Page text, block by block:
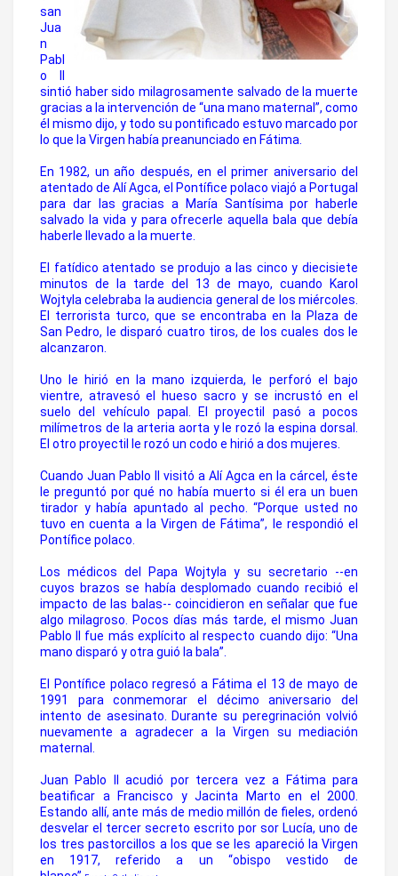
san
Jua
n
Pabl
o II
sintió haber sido milagrosamente salvado de la muerte
gracias a la intervención de “una mano maternal”, como
él mismo dijo, y todo su pontificado estuvo marcado por
lo que la Virgen había preanunciado en Fátima.
En 1982, un año después, en el primer aniversario del
atentado de Alí Agca, el Pontífice polaco viajó a Portugal
para dar las gracias a María Santísima por haberle
salvado la vida y para ofrecerle aquella bala que debía
haberle llevado a la muerte.
El fatídico atentado se produjo a las cinco y diecisiete
minutos de la tarde del 13 de mayo, cuando Karol
Wojtyla celebraba la audiencia general de los miércoles.
El terrorista turco, que se encontraba en la Plaza de
San Pedro, le disparó cuatro tiros, de los cuales dos le
alcanzaron.
Uno le hirió en la mano izquierda, le perforó el bajo
vientre, atravesó el hueso sacro y se incrustó en el
suelo del vehículo papal. El proyectil pasó a pocos
milímetros de la arteria aorta y le rozó la espina dorsal.
El otro proyectil le rozó un codo e hirió a dos mujeres.
Cuando Juan Pablo II visitó a Alí Agca en la cárcel, éste
le preguntó por qué no había muerto si él era un buen
tirador y había apuntado al pecho. “Porque usted no
tuvo en cuenta a la Virgen de Fátima”, le respondió el
Pontífice polaco.
Los médicos del Papa Wojtyla y su secretario --en
cuyos brazos se había desplomado cuando recibió el
impacto de las balas-- coincidieron en señalar que fue
algo milagroso. Pocos días más tarde, el mismo Juan
Pablo II fue más explícito al respecto cuando dijo: “Una
mano disparó y otra guió la bala”.
El Pontífice polaco regresó a Fátima el 13 de mayo de
1991 para conmemorar el décimo aniversario del
intento de asesinato. Durante su peregrinación volvió
nuevamente a agradecer a la Virgen su mediación
maternal.
Juan Pablo II acudió por tercera vez a Fátima para
beatificar a Francisco y Jacinta Marto en el 2000.
Estando allí, ante más de medio millón de fieles, ordenó
desvelar el tercer secreto escrito por sor Lucía, uno de
los tres pastorcillos a los que se les apareció la Virgen
en 1917, referido a un “obispo vestido de